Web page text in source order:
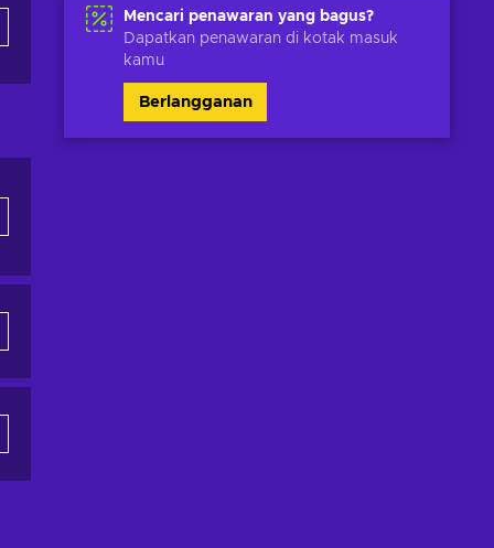
Mencari penawaran yang bagus?
Dapatkan penawaran di kotak masuk
kamu
Berlangganan